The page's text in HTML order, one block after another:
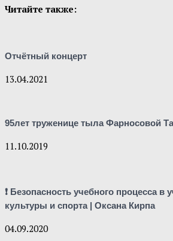
Читайте также:
Отчётный концерт
13.04.2021
95лет труженице тыла Фарносовой
11.10.2019
❗ Безопасность учебного процесса в
культуры и спорта | Оксана Кирпа
04.09.2020